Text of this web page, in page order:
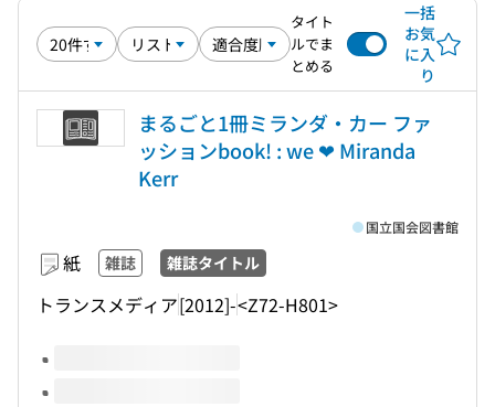
タイト
ルでま
とめる
一括
お気
に入
り
まるごと1冊ミランダ・カー ファ
ッションbook! : we ❤ Miranda
Kerr
紙 雑誌 雑誌タイトル
トランスメディア[2012]-<Z72-H801>
国立国会図書館
このタイトルの巻号